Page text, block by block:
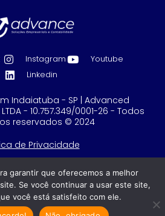
Instagram
Youtube
Linkedin
Indaiatuba - SP | Advanced
- 10.757.349/0001-26 - Todos
reservados © 2024
de Privacidade
por GRUPO DPG
garantir que oferecemos a melhor
Se você continuar a usar este site,
você está satisfeito com ele.